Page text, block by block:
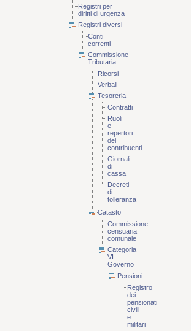
Registri per
diritti di urgenza
Registri diversi
Conti
correnti
Commissione
Tributaria
Ricorsi
Verbali
Tesoreria
Contratti
Ruoli
e
repertori
dei
contribuenti
Giornali
di
cassa
Decreti
di
tolleranza
Catasto
Commissione
censuaria
comunale
Categoria
VI -
Governo
Pensioni
Registro
dei
pensionati
civili
e
militari